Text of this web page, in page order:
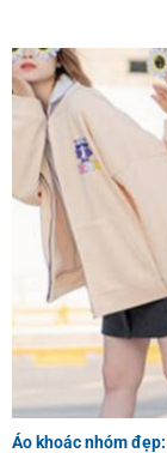
Áo khoác nhóm